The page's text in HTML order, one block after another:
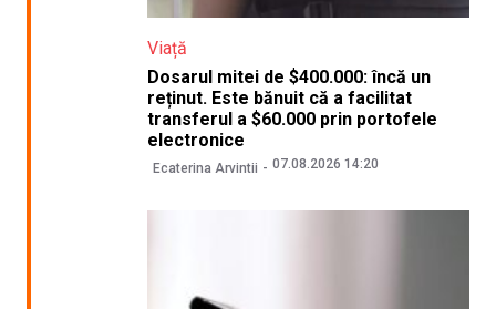
Viață
Dosarul mitei de $400.000: încă un
reținut. Este bănuit că a facilitat
transferul a $60.000 prin portofele
electronice
Ecaterina Arvintii 07.08.2026 14:20